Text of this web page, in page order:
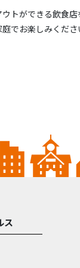
ウトができる飲食
でお楽しみくださ
ス